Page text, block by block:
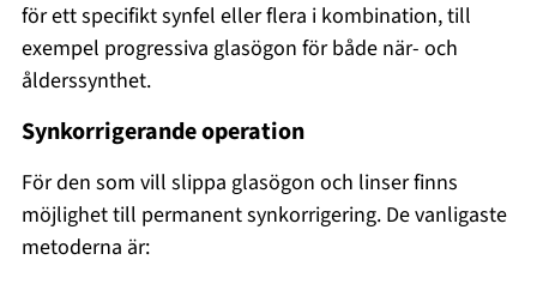
för ett specifikt synfel eller flera i kombination, till
exempel progressiva glasögon för både när- och
ålderssynthet.
Synkorrigerande operation
För den som vill slippa glasögon och linser finns
möjlighet till permanent synkorrigering. De vanligaste
metoderna är: